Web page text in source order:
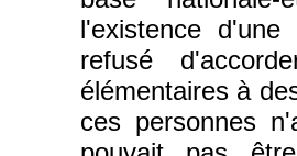
l'existence
refusé
élémentaires à
ces personnes